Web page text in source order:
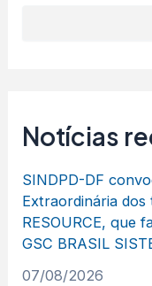
Notícias
SINDPD-DF
Extraordinária dos
RESOURCE, que
GSC BRASIL
07/08/2026